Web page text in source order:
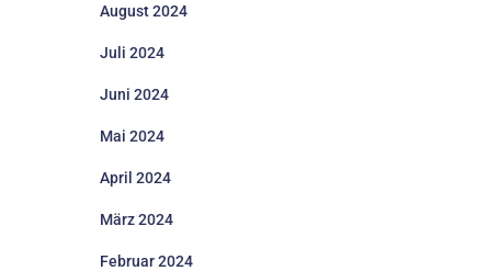
August 2024
Juli 2024
Juni 2024
Mai 2024
April 2024
März 2024
Februar 2024